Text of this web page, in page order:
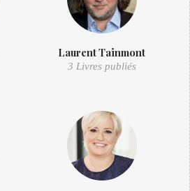
Laurent Tainmont
3 Livres publiés